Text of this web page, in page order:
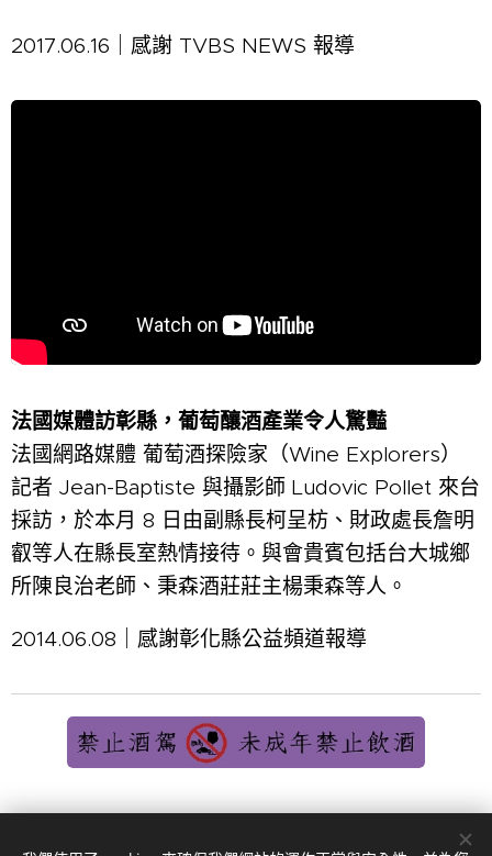
2017.06.16｜感謝 TVBS NEWS 報導
法國媒體訪彰縣，葡萄釀酒產業令人驚豔
法國網路媒體 葡萄酒探險家（Wine Explorers）
記者 Jean-Baptiste 與攝影師 Ludovic Pollet 來台
採訪，於本月 8 日由副縣長柯呈枋、財政處長詹明
叡等人在縣長室熱情接待。與會貴賓包括台大城鄉
所陳良治老師、秉森酒莊莊主楊秉森等人。
2014.06.08｜感謝彰化縣公益頻道報導